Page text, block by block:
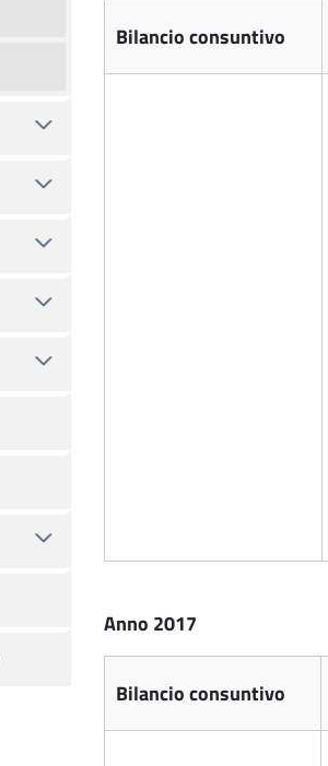
Bilancio consuntivo
Anno 2017
Bilancio consuntivo